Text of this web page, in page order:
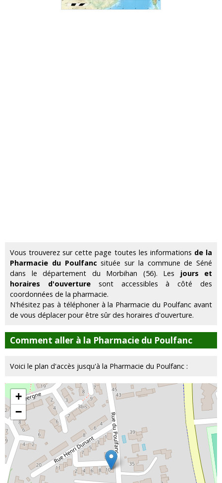
Vous trouverez sur cette page toutes les informations de la
Pharmacie du Poulfanc située sur la commune de Séné
dans le département du Morbihan (56). Les jours et
horaires d'ouverturesont accessibles à côté des
coordonnées de la pharmacie.
N'hésitez pas à téléphoner à la Pharmacie du Poulfanc avant
de vous déplacer pour être sûr des horaires d'ouverture.
Comment aller à la Pharmacie du Poulfanc
Voici le plan d'accès jusqu'à la Pharmacie du Poulfanc :
+
−